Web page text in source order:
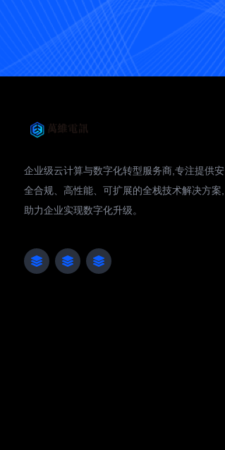
企业级云计算与数字化转型服务商,专注提供安
全合规、高性能、可扩展的全栈技术解决方案,
助力企业实现数字化升级。